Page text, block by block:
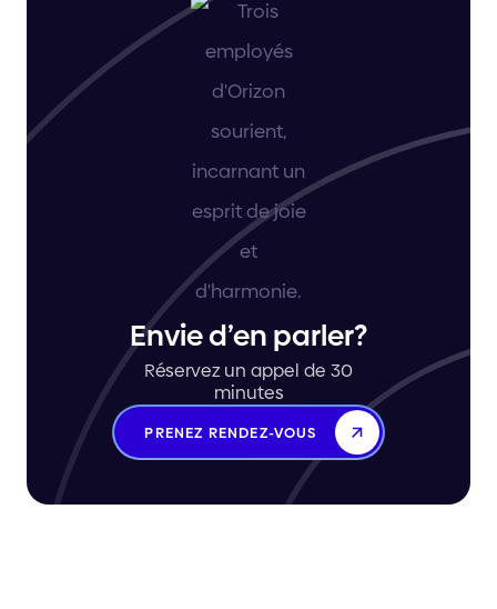
Envie d’en parler?
Réservez un appel de 30
minutes
PRENEZ RENDEZ-VOUS